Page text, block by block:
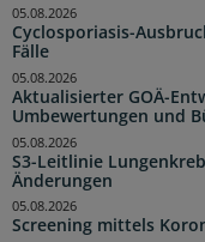
Cyclosporiasis-
Fälle
05.08.2026
Aktualisierter GOÄ-
Umbewertungen und
05.08.2026
S3-Leitlinie
Änderungen
05.08.2026
Screening mittels
05.08.2026